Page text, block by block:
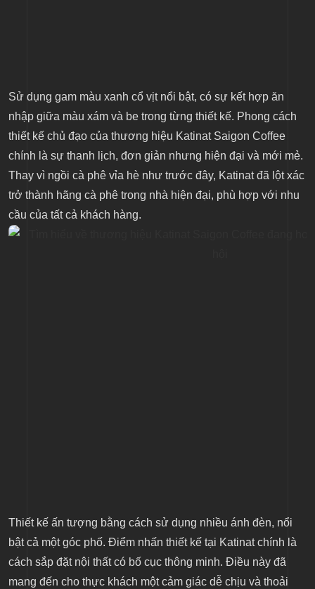
Sử dụng gam màu xanh cổ vịt nổi bật, có sự kết hợp ăn
nhập giữa màu xám và be trong từng thiết kế. Phong cách
thiết kế chủ đạo của thương hiệu Katinat Saigon Coffee
chính là sự thanh lịch, đơn giản nhưng hiện đại và mới mẻ.
Thay vì ngồi cà phê vỉa hè như trước đây, Katinat đã lột xác
trở thành hãng cà phê trong nhà hiện đại, phù hợp với nhu
cầu của tất cả khách hàng.
Thiết kế ấn tượng bằng cách sử dụng nhiều ánh đèn, nổi
bật cả một góc phố. Điểm nhấn thiết kế tại Katinat chính là
cách sắp đặt nội thất có bố cục thông minh. Điều này đã
mang đến cho thực khách một cảm giác dễ chịu và thoải